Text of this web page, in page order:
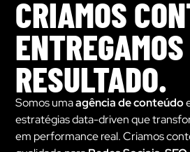
CRIAMOS
ENTREGAMOS
RESULTADO.
Somos umaagência de conteúdo
estratégias data-driven que
em performance real. Criamos